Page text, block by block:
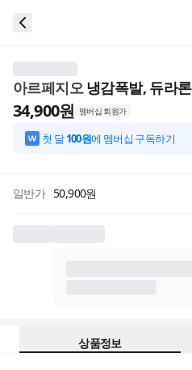
아르페지오 냉감폭발, 듀라
34,900원 멤버십 회원가
첫 달100원에 멤버십 구독하기
일반가 50,900원
상품정보